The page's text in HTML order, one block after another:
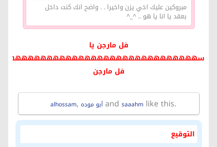
مبروكين عليك اخي يزن واخيرا . . واضح انك كنت داخل
بعقد يا انا يا هو .. ^_^
فل مارجن يا
فل مارجن
alhossam, أبو مودهand saaahmlike this.
التوقيع